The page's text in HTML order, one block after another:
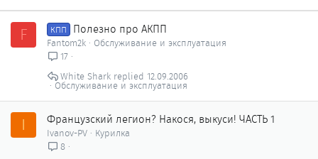
F КПП Полезно про АКПП
Fantom2k
Обслуживание и эксплуатация
17
Обслуживание и эксплуатация
12.09.2006
White Shark
I Французский легион? Накося, выкуси! ЧАСТЬ 1
Ivanov-PV
Курилка
8